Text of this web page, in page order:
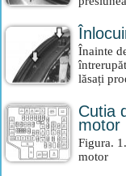
Înainte
lăsați
Cutia
motor
Figura.
motor